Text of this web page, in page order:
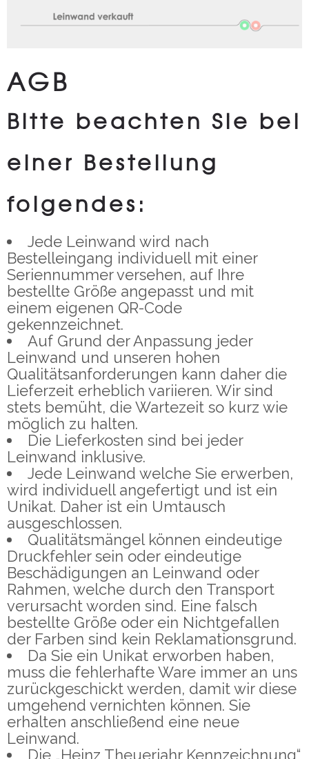
AGB
Bitte beachten Sie bei
einer Bestellung
folgendes:
Jede Leinwand wird nach
Bestelleingang individuell mit einer
Seriennummer versehen, auf Ihre
bestellte Größe angepasst und mit
einem eigenen QR-Code
gekennzeichnet.
Auf Grund der Anpassung jeder
Leinwand und unseren hohen
Qualitätsanforderungen kann daher die
Lieferzeit erheblich variieren. Wir sind
stets bemüht, die Wartezeit so kurz wie
möglich zu halten.
Die Lieferkosten sind bei jeder
Leinwand inklusive.
Jede Leinwand welche Sie erwerben,
wird individuell angefertigt und ist ein
Unikat. Daher ist ein Umtausch
ausgeschlossen.
Qualitätsmängel können eindeutige
Druckfehler sein oder eindeutige
Beschädigungen an Leinwand oder
Rahmen, welche durch den Transport
verursacht worden sind. Eine falsch
bestellte Größe oder ein Nichtgefallen
der Farben sind kein Reklamationsgrund.
Da Sie ein Unikat erworben haben,
muss die fehlerhafte Ware immer an uns
zurückgeschickt werden, damit wir diese
umgehend vernichten können. Sie
erhalten anschließend eine neue
Leinwand.
Die „Heinz Theuerjahr Kennzeichnung“